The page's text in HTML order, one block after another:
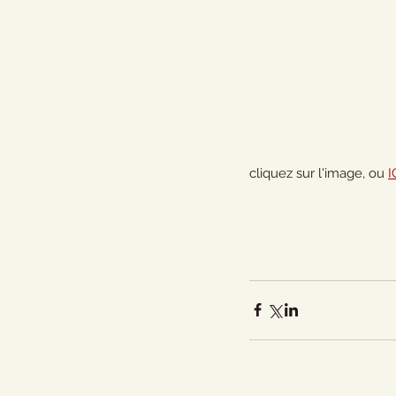
cliquez sur l'image, ou